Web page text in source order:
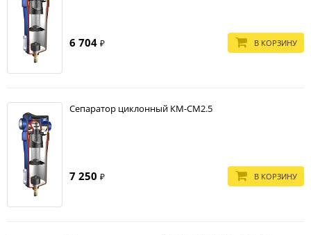
6 704 ₽ В КОРЗИНУ
Сепаратор циклонный КМ-СМ2.5
7 250 ₽ В КОРЗИНУ